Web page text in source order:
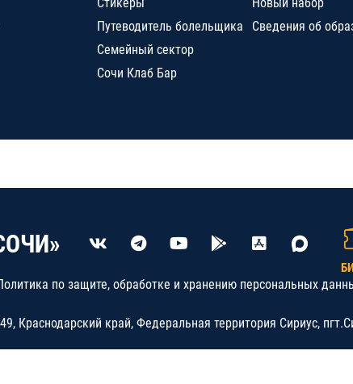
Путеводитель болельщика
Семейный сектор
Сочи Клаб Бар
Сведения об
по защите, обработке и хранению персональных
Краснодарский край, Федеральная территория Сириус,